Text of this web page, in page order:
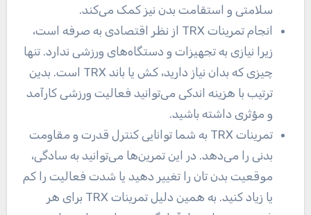
سلامتی و استقامت بدن نیز کمک می‌کند.
انجام تمرینات TRX از نظر اقتصادی به صرفه است،
زیرا نیازی به تجهیزات و دستگاه‌های ورزشی ندارد. تنها
چیزی که بدان نیاز دارید، کش یا باند TRX است. بدین
ترتیب با هزینه اندکی می‌توانید فعالیت ورزشی کارآمد
و مؤثری داشته باشید.
تمرینات TRX به شما توانایی کنترل قدرت و مقاومت
بدنی را می‌دهد. در این تمرین‌ها می‌توانید به سادگی،
موقعیت بدن تان را تغییر دهید یا شدت فعالیت را کم
یا زیاد کنید. به همین دلیل تمرینات TRX برای هر